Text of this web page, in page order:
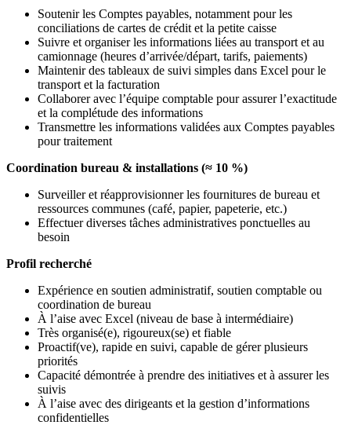
Soutenir les Comptes payables, notamment pour les
conciliations de cartes de crédit et la petite caisse
Suivre et organiser les informations liées au transport et au
camionnage (heures d’arrivée/départ, tarifs, paiements)
Maintenir des tableaux de suivi simples dans Excel pour le
transport et la facturation
Collaborer avec l’équipe comptable pour assurer l’exactitude
et la complétude des informations
Transmettre les informations validées aux Comptes payables
pour traitement
Coordination bureau & installations (≈ 10 %)
Surveiller et réapprovisionner les fournitures de bureau et
ressources communes (café, papier, papeterie, etc.)
Effectuer diverses tâches administratives ponctuelles au
besoin
Profil recherché
Expérience en soutien administratif, soutien comptable ou
coordination de bureau
À l’aise avec Excel (niveau de base à intermédiaire)
Très organisé(e), rigoureux(se) et fiable
Proactif(ve), rapide en suivi, capable de gérer plusieurs
priorités
Capacité démontrée à prendre des initiatives et à assurer les
suivis
À l’aise avec des dirigeants et la gestion d’informations
confidentielles